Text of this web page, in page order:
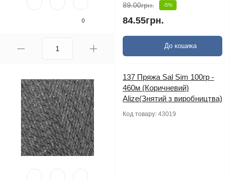
0
89.00грн. -5%
84.55грн.
До кошика
137 Пряжа Sal Sim 100гр -
460м (Коричневий)
Alize(Знятий з виробництва)
Код товару: 43019